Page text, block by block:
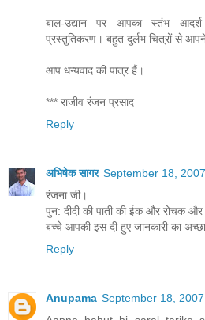
बाल-उद्यान पर आपका स्तंभ
प्रस्तुतिकरण। बहुत दुर्लभ चित्रों से
आप धन्यवाद की पात्र हैं।
*** राजीव रंजन प्रसाद
Reply
अभिषेक सागर September 18,
रंजना जी।
पुन: दीदी की पाती की ईक और रोचक
बच्चे आपकी इस दी हुए जानकारी का
Reply
Anupama September 18,